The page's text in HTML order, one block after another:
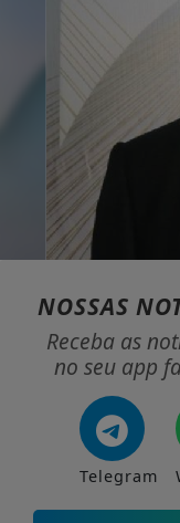
NOSSAS
Receba as
no seu app
Telegram